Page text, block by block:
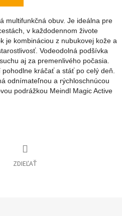
multifunkčná obuv. Je ideálna pre
v každodennom živote
je kombináciou z nubukovej kože a
Vodeodolná podšívka
aj za premenlivého počasia.
kráčať a stáť po celý deň.
odnímateľnou a rýchloschnúcou
podrážkou Meindl Magic Active
ZDIEĽAŤ